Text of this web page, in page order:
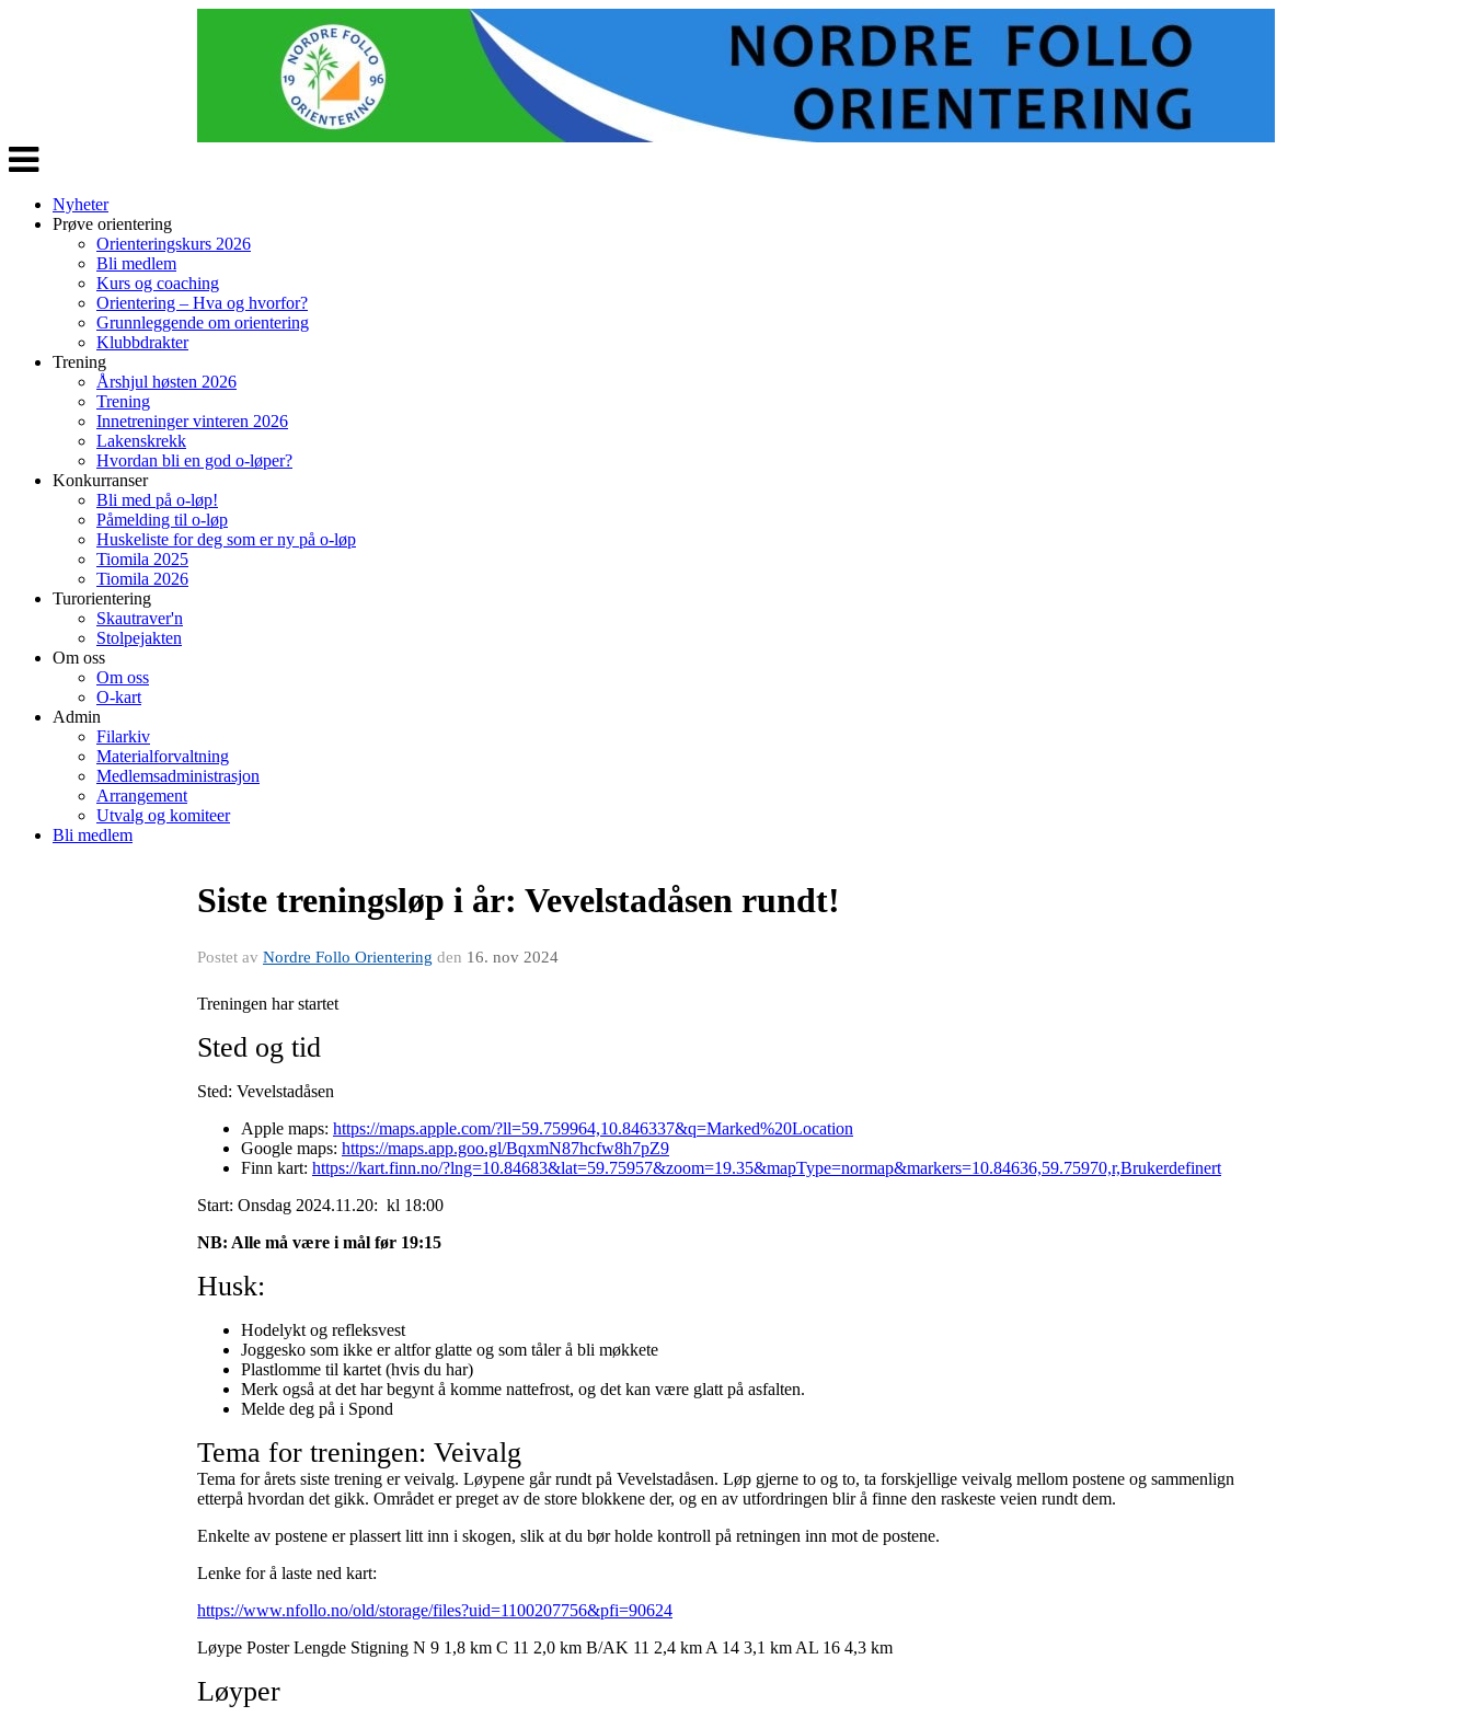
Veksle
navigasjon
Nyheter
Prøve orientering
Orienteringskurs 2026
Bli medlem
Kurs og coaching
Orientering – Hva og hvorfor?
Grunnleggende om orientering
Klubbdrakter
Trening
Årshjul høsten 2026
Trening
Innetreninger vinteren 2026
Lakenskrekk
Hvordan bli en god o-løper?
Konkurranser
Bli med på o-løp!
Påmelding til o-løp
Huskeliste for deg som er ny på o-løp
Tiomila 2025
Tiomila 2026
Turorientering
Skautraver'n
Stolpejakten
Om oss
Om oss
O-kart
Admin
Filarkiv
Materialforvaltning
Medlemsadministrasjon
Arrangement
Utvalg og komiteer
Bli medlem
Siste treningsløp i år: Vevelstadåsen rundt!
Postet av Nordre Follo Orientering den 16. nov 2024
Treningen har startet
Sted og tid
Sted: Vevelstadåsen
Apple maps: https://maps.apple.com/?ll=59.759964,10.846337&q=Marked%20Location
Google maps: https://maps.app.goo.gl/BqxmN87hcfw8h7pZ9
Finn kart: https://kart.finn.no/?lng=10.84683&lat=59.75957&zoom=19.35&mapType=normap&markers=10.84636,59.75970,r,Brukerdefinert
Start: Onsdag 2024.11.20: kl 18:00
NB: Alle må være i mål før 19:15
Husk:
Hodelykt og refleksvest
Joggesko som ikke er altfor glatte og som tåler å bli møkkete
Plastlomme til kartet (hvis du har)
Merk også at det har begynt å komme nattefrost, og det kan være glatt på asfalten.
Melde deg på i Spond
Tema for treningen: Veivalg
Tema for årets siste trening er veivalg. Løypene går rundt på Vevelstadåsen. Løp gjerne to og to, ta forskjellige veivalg mellom postene og sammenlign
etterpå hvordan det gikk. Området er preget av de store blokkene der, og en av utfordringen blir å finne den raskeste veien rundt dem.
Enkelte av postene er plassert litt inn i skogen, slik at du bør holde kontroll på retningen inn mot de postene.
Lenke for å laste ned kart:
https://www.nfollo.no/old/storage/files?uid=1100207756&pfi=90624
Løype Poster Lengde Stigning N 9 1,8 km C 11 2,0 km B/AK 11 2,4 km A 14 3,1 km AL 16 4,3 km
Løyper